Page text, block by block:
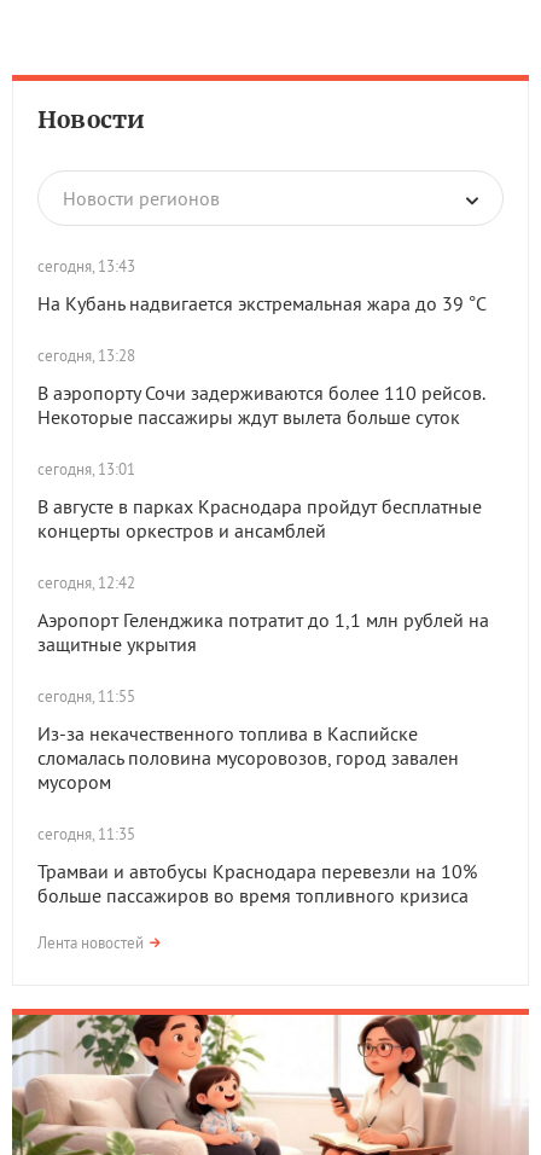
Новости
Новости регионов
сегодня, 13:43
На Кубань надвигается экстремальная жара до 39 °C
сегодня, 13:28
В аэропорту Сочи задерживаются более 110 рейсов.
Некоторые пассажиры ждут вылета больше суток
сегодня, 13:01
В августе в парках Краснодара пройдут бесплатные
концерты оркестров и ансамблей
сегодня, 12:42
Аэропорт Геленджика потратит до 1,1 млн рублей на
защитные укрытия
сегодня, 11:55
Из-за некачественного топлива в Каспийске
сломалась половина мусоровозов, город завален
мусором
сегодня, 11:35
Трамваи и автобусы Краснодара перевезли на 10%
больше пассажиров во время топливного кризиса
Лента новостей